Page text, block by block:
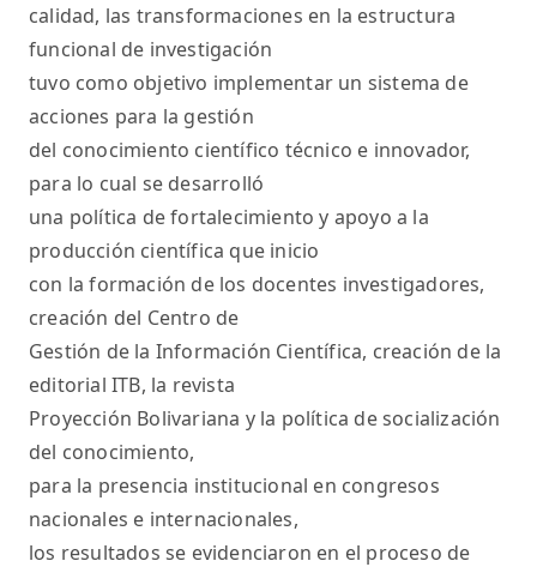
calidad, las transformaciones en la estructura
funcional de investigación
tuvo como objetivo implementar un sistema de
acciones para la gestión
del conocimiento científico técnico e innovador,
para lo cual se desarrolló
una política de fortalecimiento y apoyo a la
producción científica que inicio
con la formación de los docentes investigadores,
creación del Centro de
Gestión de la Información Científica, creación de la
editorial ITB, la revista
Proyección Bolivariana y la política de socialización
del conocimiento,
para la presencia institucional en congresos
nacionales e internacionales,
los resultados se evidenciaron en el proceso de